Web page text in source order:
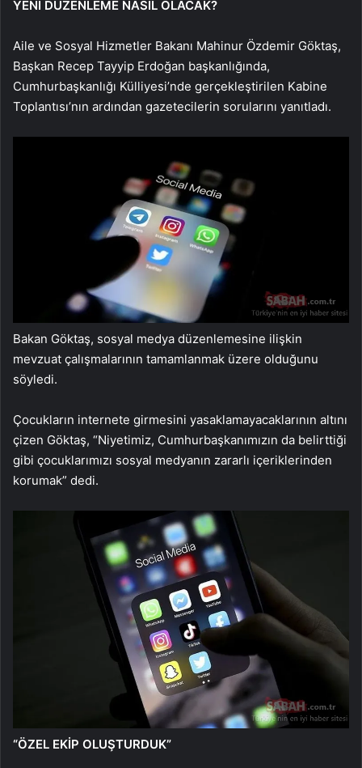
YENİ DÜZENLEME NASIL OLACAK?
Aile ve Sosyal Hizmetler Bakanı Mahinur Özdemir Göktaş,
Başkan Recep Tayyip Erdoğan başkanlığında,
Cumhurbaşkanlığı Külliyesi’nde gerçekleştirilen Kabine
Toplantısı’nın ardından gazetecilerin sorularını yanıtladı.
Bakan Göktaş, sosyal medya düzenlemesine ilişkin
mevzuat çalışmalarının tamamlanmak üzere olduğunu
söyledi.
Çocukların internete girmesini yasaklamayacaklarının altını
çizen Göktaş, “Niyetimiz, Cumhurbaşkanımızın da belirttiği
gibi çocuklarımızı sosyal medyanın zararlı içeriklerinden
korumak” dedi.
“ÖZEL EKİP OLUŞTURDUK”